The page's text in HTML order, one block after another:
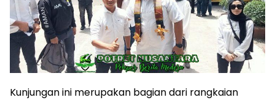
Kunjungan ini merupakan bagian dari rangkaian